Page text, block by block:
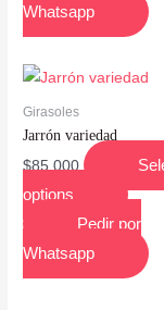
Whatsapp
Girasoles
Jarrón variedad
$85,000
options
Pedir por
Whatsapp